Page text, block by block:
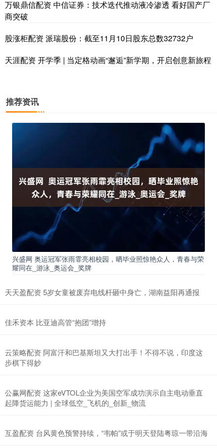
万银鼎信配资 中信证券：技术迭代推动液冷渗透 看好国产厂
商突破
股涨柜配资 派瑞股份：截至11月10日股东总数32732户
天涯配资 开学季 | 当定格动画“邂逅”新学期，开启创意新旅程
推荐资讯
兴盛网 奥运冠军张雨霏亮相校园，晒毕业照惊艳众人，青春与荣
耀同在_游泳_奥运会_奖牌
天天盈配资 5岁女童被废弃电线杆砸中身亡，湖南益阳再通报
佳禾资本 比亚迪高管“抱团”增持
云策略配资 阿富汗和巴基斯坦又大打出手！不得不说，印度这
步棋下得妙
公赢网配资 这家eVTOL企业为美国空军成功演示自主电动垂直
起降货运能力 | 全球低空_飞机的_创新_物流
互盈配资 台风黄色预警持续，“韦帕”或于明天登陆粤琼一带沿海